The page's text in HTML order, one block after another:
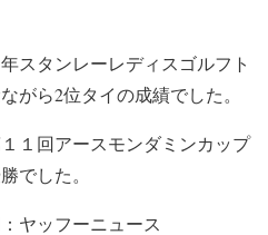
スタンレーレディスゴルフト
がら2位タイの成績でした。
１回アースモンダミンカップ
でした。
ヤッフーニュース